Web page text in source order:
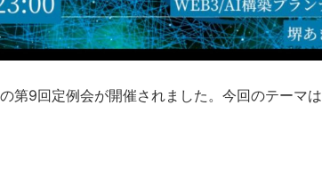
第9回定例会が開催されました。今回のテーマは